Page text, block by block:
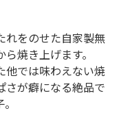
れをのせた自家製無
焼き上げます。
他では味わえない焼
さが癖になる絶品で